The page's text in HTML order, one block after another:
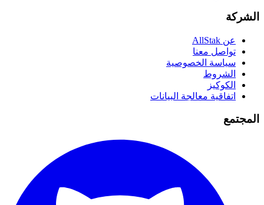
الشركة
عن AllStak
تواصل معنا
سياسة الخصوصية
الشروط
الكوكيز
اتفاقية معالجة البيانات
المجتمع